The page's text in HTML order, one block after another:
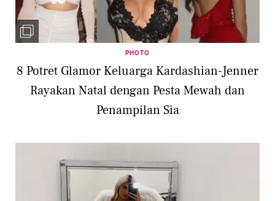
PHOTO
8 Potret Glamor Keluarga Kardashian-Jenner
Rayakan Natal dengan Pesta Mewah dan
Penampilan Sia